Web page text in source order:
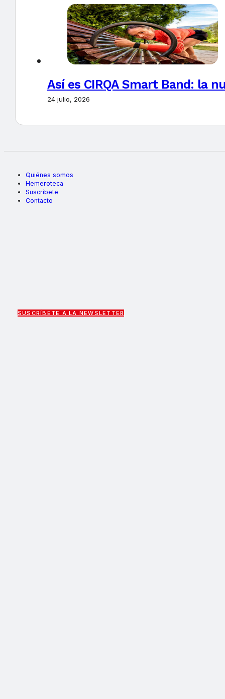
Así es CIRQA Smart Band: la
24 julio, 2026
Quiénes somos
Hemeroteca
Suscríbete
Contacto
SUSCRÍBETE A LA NEWSLETTER